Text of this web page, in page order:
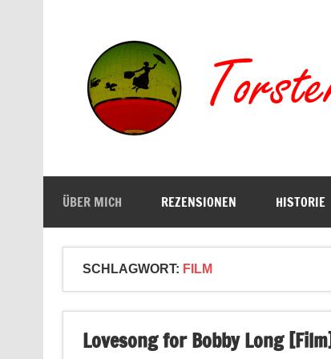
ÜBER MICH REZENSIONEN HISTORIE
SCHLAGWORT: FILM
Lovesong for Bobby Long [Film]